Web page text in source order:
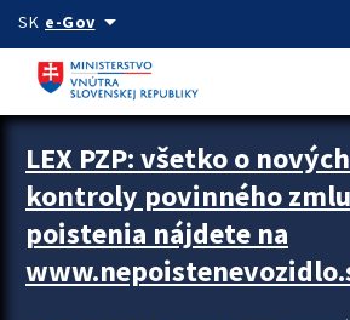
Preskocit na hlavný obsah
SK e-Govarrow_drop_down
Zastavit automatický posun upútavok
LEX PZP: všetko o
kontroly povinného
poistenia nájdete na